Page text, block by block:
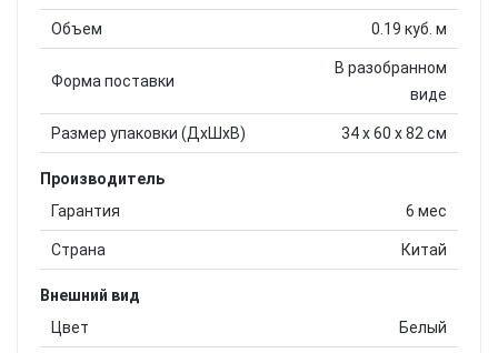
Объем 0.19 куб. м
Форма поставки
В разобранном
виде
Размер упаковки (ДхШхВ) 34 x 60 x 82 см
Производитель
Гарантия
6 мес
Страна Китай
Внешний вид
Цвет
Белый